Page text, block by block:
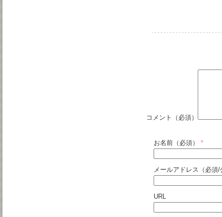
コメント（必須）
お名前（必須） *
メールアドレス（必須
URL